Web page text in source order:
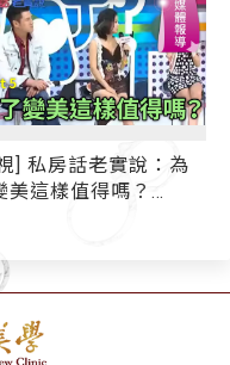
[超視] 私房話老實說
了變美這樣值得嗎？